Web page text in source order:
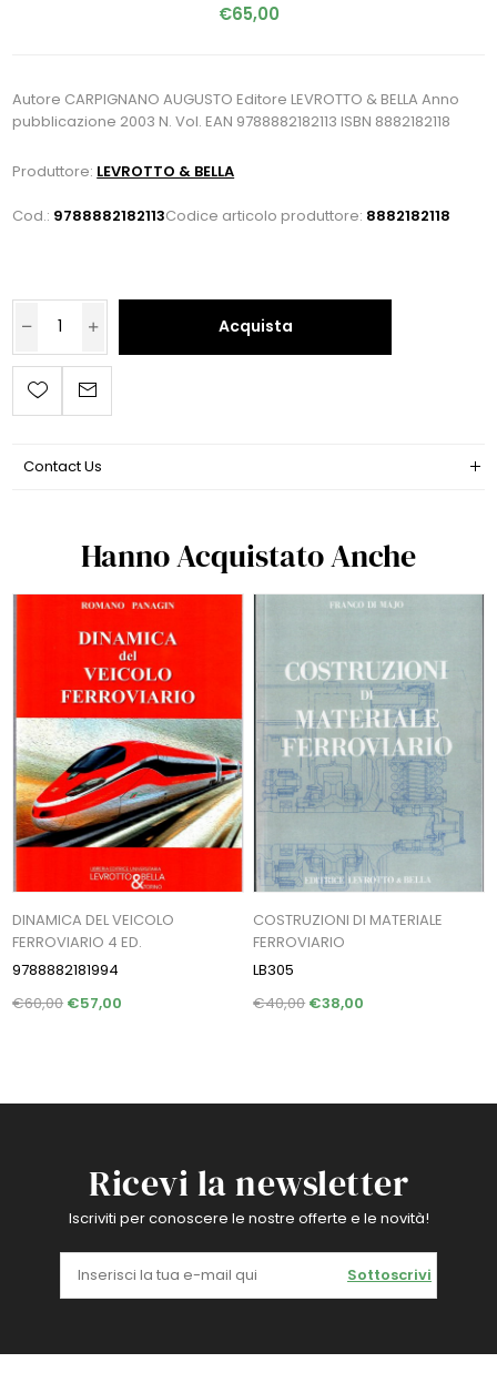
€65,00
Autore CARPIGNANO AUGUSTO Editore LEVROTTO & BELLA Anno
pubblicazione 2003 N. Vol. EAN 9788882182113 ISBN 8882182118
Produttore: LEVROTTO & BELLA
Cod.: 9788882182113Codice articolo produttore: 8882182118
Acquista
Contact Us
Hanno Acquistato Anche
DINAMICA DEL VEICOLO
FERROVIARIO 4 ED.
9788882181994
€60,00 €57,00
COSTRUZIONI DI MATERIALE
FERROVIARIO
LB305
€40,00€38,00
Ricevi la newsletter
Iscriviti per conoscere le nostre offerte e le novità!
Sottoscrivi